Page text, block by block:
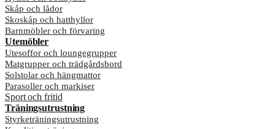
Skåp och lådor
Skoskåp och hatthyllor
Barnmöbler och förvaring
Utemöbler
Utesoffor och loungegrupper
Matgrupper och trädgårdsbord
Solstolar och hängmattor
Parasoller och markiser
Sport och fritid
Träningsutrustning
Styrketräningsutrustning